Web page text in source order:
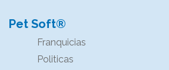
Pet Soft®
Franquicias
Politicas